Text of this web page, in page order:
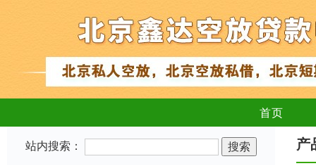
首页
站内搜索： 产